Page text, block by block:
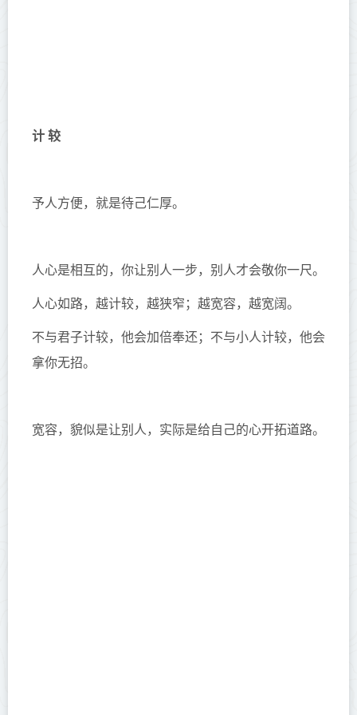
计 较
予人方便，就是待己仁厚。
人心是相互的，你让别人一步，别人才会敬你一尺。
人心如路，越计较，越狭窄；越宽容，越宽阔。
不与君子计较，他会加倍奉还；不与小人计较，他会
拿你无招。
宽容，貌似是让别人，实际是给自己的心开拓道路。